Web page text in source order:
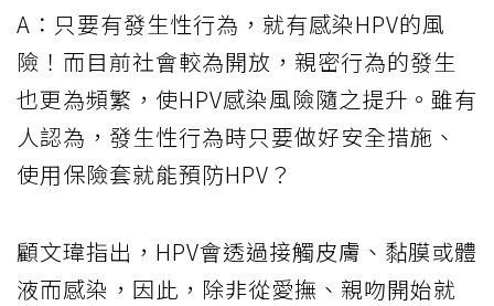
A：只要有發生性行為，就有感染HPV的風
險！而目前社會較為開放，親密行為的發生
也更為頻繁，使HPV感染風險隨之提升。雖有
人認為，發生性行為時只要做好安全措施、
使用保險套就能預防HPV？
顧文瑋指出，HPV會透過接觸皮膚、黏膜或體
液而感染，因此，除非從愛撫、親吻開始就